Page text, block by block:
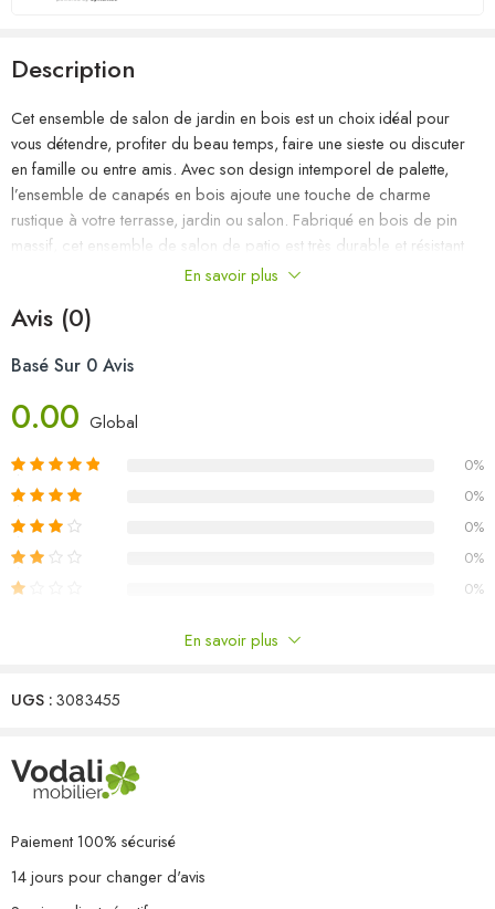
Description
Cet ensemble de salon de jardin en bois est un choix idéal pour
vous détendre, profiter du beau temps, faire une sieste ou discuter
en famille ou entre amis. Avec son design intemporel de palette,
l’ensemble de canapés en bois ajoute une touche de charme
rustique à votre terrasse, jardin ou salon. Fabriqué en bois de pin
massif, cet ensemble de salon de patio est très durable et résistant
aux intempéries. Cet ensemble de meubles a une construction solide
permet également de placer l’ensemble dans n’importe quel
de vie des meubles d’extérieur, nous vous recommandons de les
Matériau : bois de pin massif
Dimensions du canapé central/d’angle : 63,5 x 63,5 x 62,5 cm (L
x l x H)
L’assemblage est requis
La livraison contient :
En savoir plus
Avis (0)
Basé Sur 0 Avis
0.00 Global
0%
0%
0%
0%
0%
Il n'y a pas encore de critiques.
En savoir plus
UGS :3083455
Paiement 100% sécurisé
14 jours pour changer d'avis